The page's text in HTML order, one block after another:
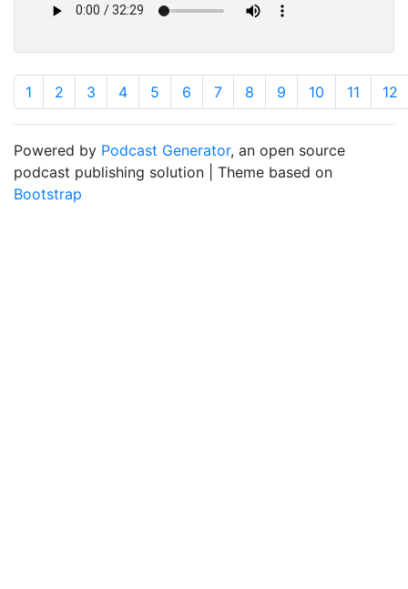
1 2 3 4 5 6 7 8 9 10 11 12
Powered by Podcast Generator, an open source
podcast publishing solution | Theme based on
Bootstrap